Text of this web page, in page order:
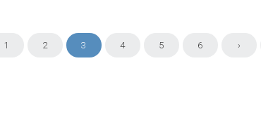
1 2 3 4 5 6 ›